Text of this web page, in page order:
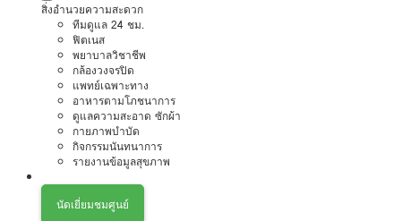
สิ่งอำนวยความสะดวก
ทีมดูแล 24 ชม.
ฟิตเนส
พยาบาลวิชาชีพ
กล้องวงจรปิด
แพทย์เฉพาะทาง
อาหารตามโภชนาการ
ดูแลความสะอาด ซักผ้า
กายภาพบำบัด
กิจกรรมนันทนาการ
รายงานข้อมูลสุขภาพ
นัดเยี่ยมชมศูนย์